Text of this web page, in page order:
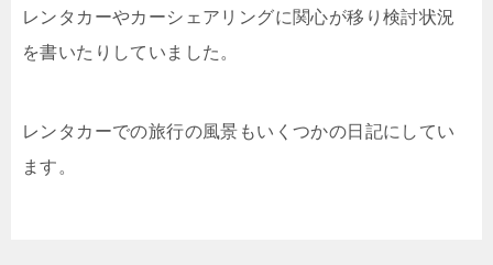
レンタカーやカーシェアリングに関心が移り検討状況
を書いたりしていました。
レンタカーでの旅行の風景もいくつかの日記にしてい
ます。